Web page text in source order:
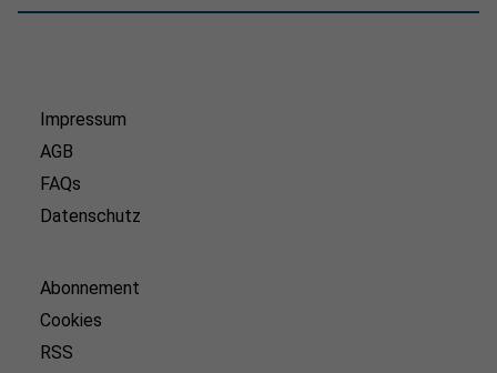
Impressum
AGB
FAQs
Datenschutz
Abonnement
Cookies
RSS